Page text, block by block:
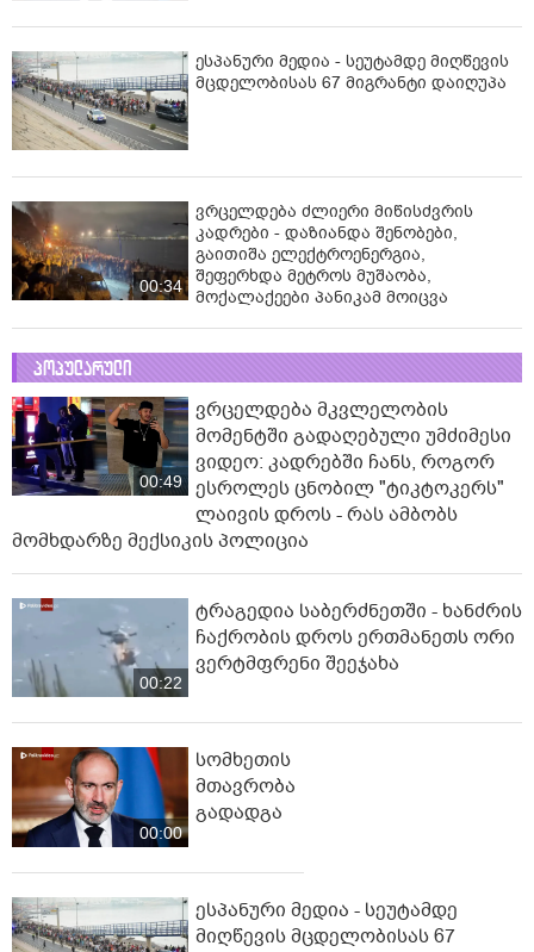
ესპანური მედია - სეუტამდე მიღწევის
მცდელობისას 67 მიგრანტი დაიღუპა
00:34
ვრცელდება ძლიერი მიწისძვრის
კადრები - დაზიანდა შენობები,
გაითიშა ელექტროენერგია,
შეფერხდა მეტროს მუშაობა,
მოქალაქეები პანიკამ მოიცვა
პოპულარული
00:49
ვრცელდება მკვლელობის
მომენტში გადაღებული უმძიმესი
ვიდეო: კადრებში ჩანს, როგორ
ესროლეს ცნობილ "ტიკტოკერს"
ლაივის დროს - რას ამბობს
მომხდარზე მექსიკის პოლიცია
00:22
ტრაგედია საბერძნეთში - ხანძრის
ჩაქრობის დროს ერთმანეთს ორი
ვერტმფრენი შეეჯახა
00:00
სომხეთის
მთავრობა
გადადგა
ესპანური მედია - სეუტამდე
მიღწევის მცდელობისას 67